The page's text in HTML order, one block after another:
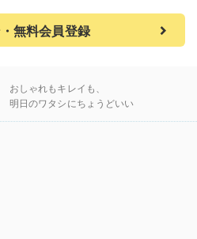
無料会員登録
おしゃれもキレイも、
明日のワタシにちょうどいい